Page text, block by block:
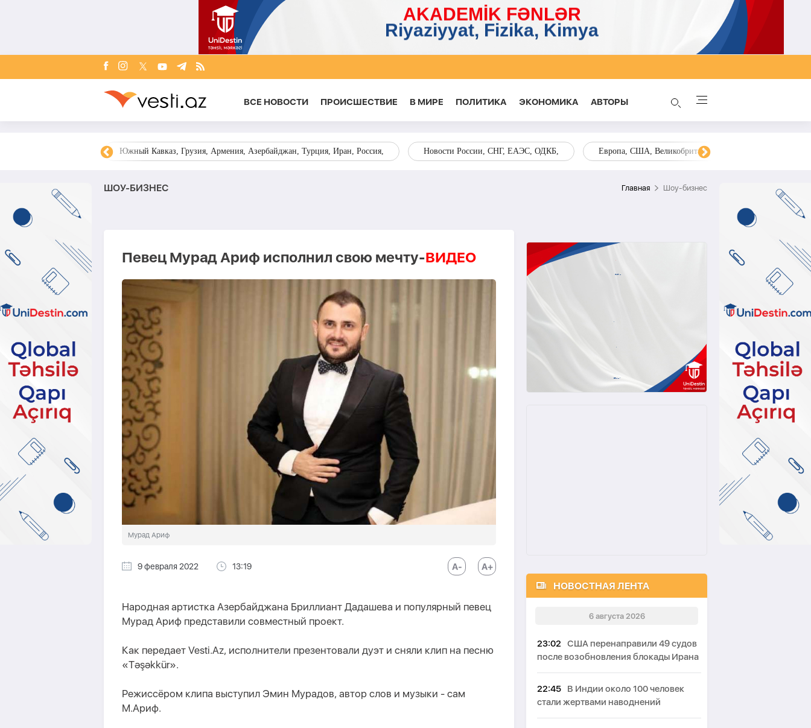
ВСЕ НОВОСТИ ПРОИСШЕСТВИЕ В МИРЕ ПОЛИТИКА ЭКОНОМИКА AВТОРЫ
Южный Кавказ, Грузия, Армения, Азербайджан, Турция, Иран, Россия, Новости России, СНГ, ЕАЭС, ОДКБ, Европа, США, Великобритания, Украина, Запад,
ШОУ-БИЗНЕС Главная Шоу-бизнес
Певец Мурад Ариф исполнил свою мечту-ВИДЕО
Мурад Ариф
9 февраля 2022 13:19
Народная артистка Азербайджана Бриллиант Дадашева и популярный певец
Мурад Ариф представили совместный проект.
Как передает Vesti.Az, исполнители презентовали дуэт и сняли клип на песню
«Təşəkkür».
Режиссёром клипа выступил Эмин Мурадов, автор слов и музыки - сам
М.Ариф.
НОВОСТНАЯ ЛЕНТА
6 августа 2026
23:02
США перенаправили 49 судов
после возобновления блокады Ирана
22:45
В Индии около 100 человек
стали жертвами наводнений